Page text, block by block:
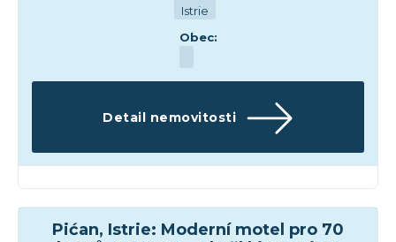
Istrie
Obec:
Detail nemovitosti
Pićan, Istrie: Moderní motel pro 70